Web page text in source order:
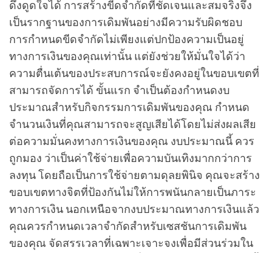
ดึงดูดใจได้ การสร้างขีดจำกัดที่ชัดเจนและสมจริงจึง
เป็นรากฐานของการเดิมพันอย่างมีความรับผิดชอบ
การกำหนดขีดจำกัดไม่เพียงแต่ปกป้องความเป็นอยู่
ทางการเงินของคุณเท่านั้น แต่ยังช่วยให้มั่นใจได้ว่า
ความตื่นเต้นของประสบการณ์จะยังคงอยู่ในขอบเขตที่
สามารถจัดการได้ ขั้นแรก จำเป็นต้องกำหนดงบ
ประมาณสำหรับกิจกรรมการเดิมพันของคุณ กำหนด
จำนวนเงินที่คุณสามารถจะสูญเสียได้โดยไม่ส่งผลเสีย
ต่อความมั่นคงทางการเงินของคุณ งบประมาณนี้ ควร
ถูกมอง ว่าเป็นค่าใช้จ่ายเพื่อความบันเทิงมากกว่าการ
ลงทุน โดยถือเป็นการใช้จ่ายตามดุลยพินิจ คุณจะสร้าง
ขอบเขตทางจิตที่ป้องกันไม่ให้การพนันกลายเป็นภาระ
ทางการเงิน นอกเหนือจากงบประมาณทางการเงินแล้ว
คุณควรกำหนดเวลาจำกัดสำหรับเซสชันการเดิมพัน
ของคุณ จัดสรรเวลาที่เฉพาะเจาะจงเพื่อมีส่วนร่วมใน